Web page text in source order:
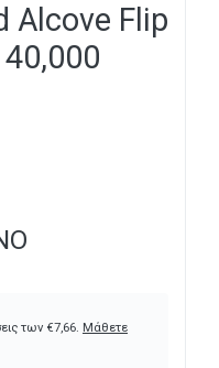
Alcove Flip
των €7,66. Μάθετε